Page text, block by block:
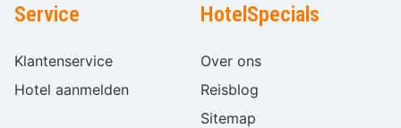
Service
Klantenservice
Hotel aanmelden
HotelSpecials
Over ons
Reisblog
Sitemap